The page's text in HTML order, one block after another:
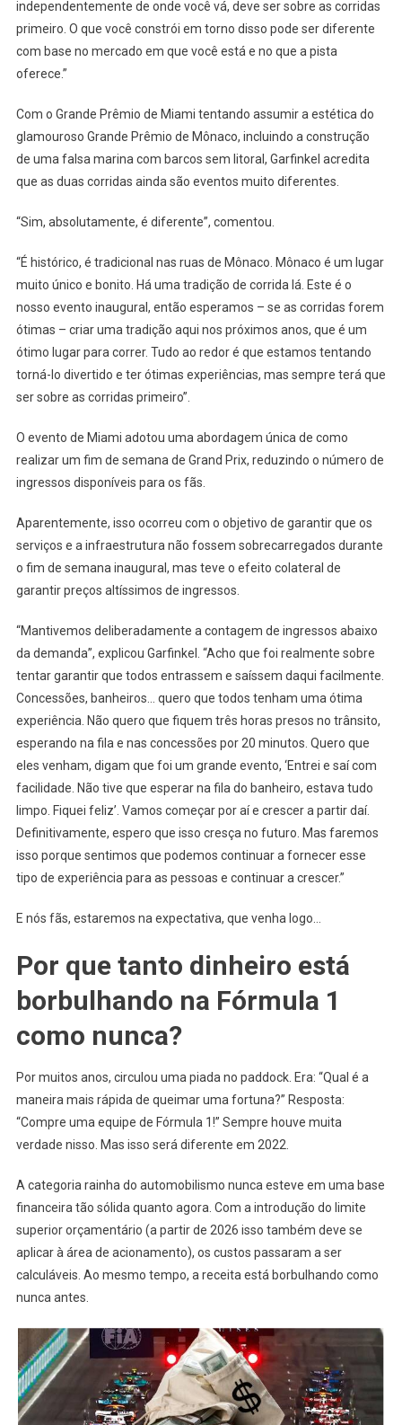
independentemente de onde você vá, deve ser sobre as corridas
primeiro. O que você constrói em torno disso pode ser diferente
com base no mercado em que você está e no que a pista
oferece.”
Com o Grande Prêmio de Miami tentando assumir a estética do
glamouroso Grande Prêmio de Mônaco, incluindo a construção
de uma falsa marina com barcos sem litoral, Garfinkel acredita
que as duas corridas ainda são eventos muito diferentes.
“Sim, absolutamente, é diferente”, comentou.
“É histórico, é tradicional nas ruas de Mônaco. Mônaco é um lugar
muito único e bonito. Há uma tradição de corrida lá. Este é o
nosso evento inaugural, então esperamos – se as corridas forem
ótimas – criar uma tradição aqui nos próximos anos, que é um
ótimo lugar para correr. Tudo ao redor é que estamos tentando
torná-lo divertido e ter ótimas experiências, mas sempre terá que
ser sobre as corridas primeiro”.
O evento de Miami adotou uma abordagem única de como
realizar um fim de semana de Grand Prix, reduzindo o número de
ingressos disponíveis para os fãs.
Aparentemente, isso ocorreu com o objetivo de garantir que os
serviços e a infraestrutura não fossem sobrecarregados durante
o fim de semana inaugural, mas teve o efeito colateral de
garantir preços altíssimos de ingressos.
“Mantivemos deliberadamente a contagem de ingressos abaixo
da demanda”, explicou Garfinkel. “Acho que foi realmente sobre
tentar garantir que todos entrassem e saíssem daqui facilmente.
Concessões, banheiros… quero que todos tenham uma ótima
experiência. Não quero que fiquem três horas presos no trânsito,
esperando na fila e nas concessões por 20 minutos. Quero que
eles venham, digam que foi um grande evento, ‘Entrei e saí com
facilidade. Não tive que esperar na fila do banheiro, estava tudo
limpo. Fiquei feliz’. Vamos começar por aí e crescer a partir daí.
Definitivamente, espero que isso cresça no futuro. Mas faremos
isso porque sentimos que podemos continuar a fornecer esse
tipo de experiência para as pessoas e continuar a crescer.”
E nós fãs, estaremos na expectativa, que venha logo…
Por que tanto dinheiro está
borbulhando na Fórmula 1
como nunca?
Por muitos anos, circulou uma piada no paddock. Era: “Qual é a
maneira mais rápida de queimar uma fortuna?” Resposta:
“Compre uma equipe de Fórmula 1!” Sempre houve muita
verdade nisso. Mas isso será diferente em 2022.
A categoria rainha do automobilismo nunca esteve em uma base
financeira tão sólida quanto agora. Com a introdução do limite
superior orçamentário (a partir de 2026 isso também deve se
aplicar à área de acionamento), os custos passaram a ser
calculáveis. Ao mesmo tempo, a receita está borbulhando como
nunca antes.